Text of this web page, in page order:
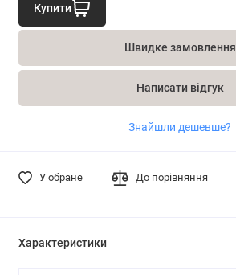
Купити
Швидке замовлення
Написати відгук
Знайшли дешевше?
У обране До порівняння
Характеристики